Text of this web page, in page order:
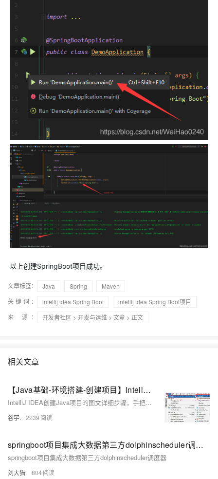
以上创建SpringBoot项目成功。
文章标签： Java Spring
Maven
关键词：
intellij idea Spring Boot
intellij idea Spring Boot项目
来 源：
开发者社区 > 开发与运维 > 文章 > 正文
相关文章
【Java基础-环境搭建-创建项目】IntelliJ IDEA创建Java项目的详细步骤
IntelliJ IDEA创建Java项目的图文详细步骤，手把手带你创建Java项目
谷宇. 2239
springboot项目集成大数据第三方dolphinscheduler调度器
springboot项目集成大数据第三方dolphinscheduler调度器
刘大猫. 804